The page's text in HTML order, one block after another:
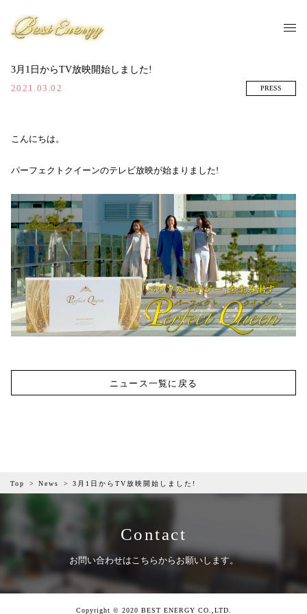
3月1日からTV放映開始しました!
2021.03.02
PRESS
こんにちは。
パーフェクトクイーンのテレビ放映が始まりました!
ニュース一覧に戻る
Top News 3月1日からTV放映開始しました!
Contact
お問い合わせはこちらからお願いします。
Copyright © 2020 BEST ENERGY CO.,LTD.